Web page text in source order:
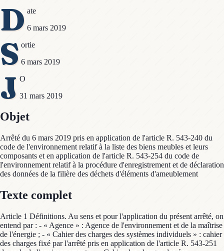
D ate
6 mars 2019
S ortie
6 mars 2019
J O
31 mars 2019
Objet
Arrêté du 6 mars 2019 pris en application de l'article R. 543-240 du
code de l'environnement relatif à la liste des biens meubles et leurs
composants et en application de l'article R. 543-254 du code de
l'environnement relatif à la procédure d'enregistrement et de déclaration
des données de la filière des déchets d'éléments d'ameublement
Texte complet
Article 1 Définitions. Au sens et pour l'application du présent arrêté, on
entend par : - « Agence » : Agence de l'environnement et de la maîtrise
de l'énergie ; - « Cahier des charges des systèmes individuels » : cahier
des charges fixé par l'arrêté pris en application de l'article R. 543-251